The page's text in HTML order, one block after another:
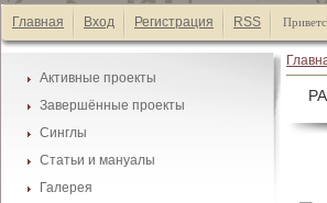
Главная Вход Регистрация RSS
Активные проекты
Каталог манги
Список А-Я
Завершённые проекты
Каталог манги
Список А-Я
Синглы
Каталог манги
Список А-Я
Статьи и мануалы
Каталог статей
Галерея